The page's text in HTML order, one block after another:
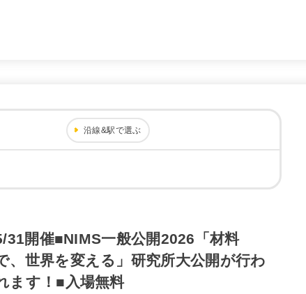
沿線&駅で選ぶ
31開催■NIMS一般公開2026「材料
、世界を変える」研究所大公開が行わ
ます！■入場無料